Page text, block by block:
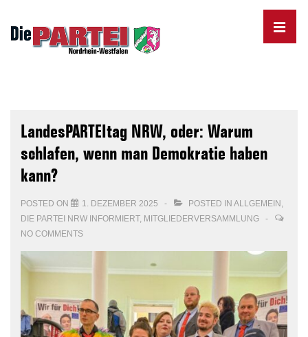
Skip
MENU
LandesPARTEItag NRW, oder: Warum
schlafen, wenn man Demokratie haben
kann?
POSTED ON 1. DEZEMBER 2025 POSTED IN ALLGEMEIN ,
DIE PARTEI NRW INFORMIERT, MITGLIEDERVERSAMMLUNG
NO COMMENTS